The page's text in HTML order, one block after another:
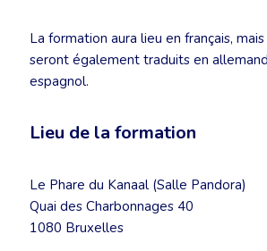
La formation aura lieu en français,
seront également traduits en
espagnol.
Lieu de la formation
Le Phare du Kanaal (Salle Pandora)
Quai des Charbonnages 40
1080 Bruxelles